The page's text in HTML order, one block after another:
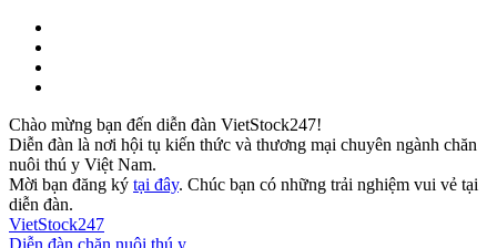
Chào mừng bạn đến diễn đàn VietStock247!
Diễn đàn là nơi hội tụ kiến thức và thương mại chuyên ngành chăn
nuôi thú y Việt Nam.
Mời bạn đăng ký tại đây. Chúc bạn có những trải nghiệm vui vẻ tại
diễn đàn.
VietStock247
Diễn đàn chăn nuôi thú y